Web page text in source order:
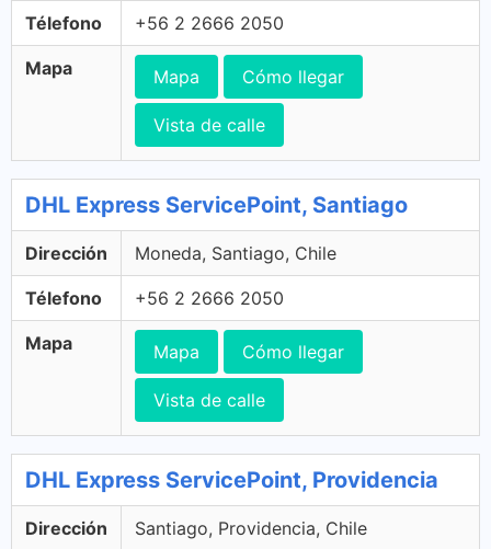
Télefono +56 2 2666 2050
Mapa Mapa Cómo llegar
Vista de calle
DHL Express ServicePoint, Santiago
Dirección Moneda, Santiago, Chile
Télefono +56 2 2666 2050
Mapa Mapa Cómo llegar
Vista de calle
DHL Express ServicePoint, Providencia
Dirección Santiago, Providencia, Chile